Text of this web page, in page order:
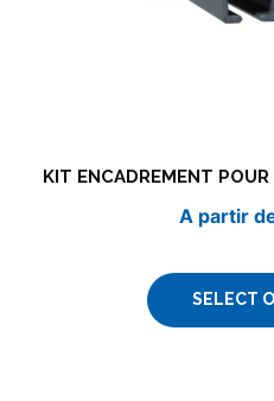
KIT ENCADREMENT
A partir
SELECT